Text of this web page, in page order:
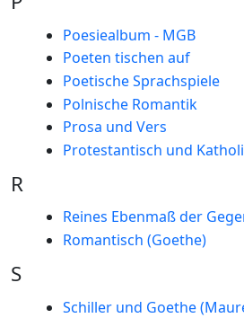
Poesiealbum - MGB
Poeten tischen auf
Poetische Sprachspiele
Polnische Romantik
Prosa und Vers
Protestantisch und
R
Reines Ebenmaß der
Romantisch (Goethe)
S
Schiller und Goethe